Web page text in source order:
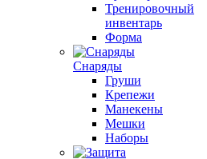
Тренировочный
инвентарь
Форма
Снаряды
Груши
Крепежи
Манекены
Мешки
Наборы